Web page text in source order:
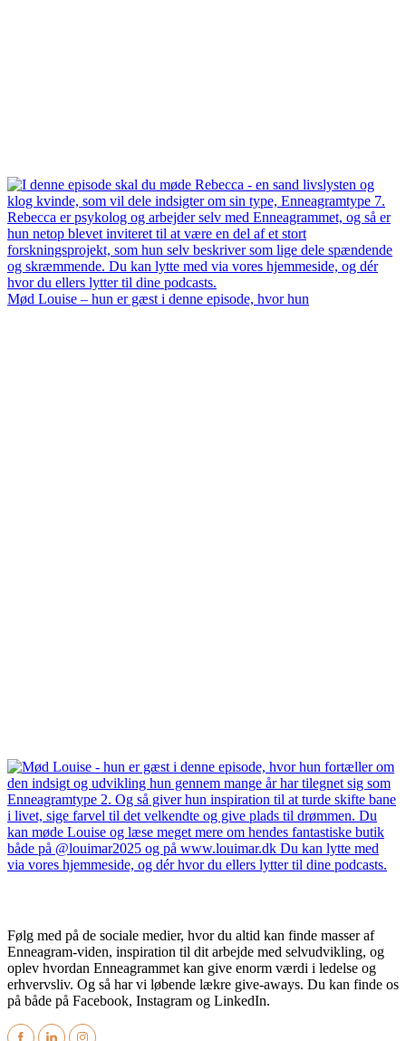
Mød Louise – hun er gæst i denne episode, hvor hun
Følg med på de sociale medier, hvor du altid kan finde masser af
Enneagram-viden, inspiration til dit arbejde med selvudvikling, og
oplev hvordan Enneagrammet kan give enorm værdi i ledelse og
erhvervsliv. Og så har vi løbende lækre give-aways. Du kan finde os
på både på Facebook, Instagram og LinkedIn.